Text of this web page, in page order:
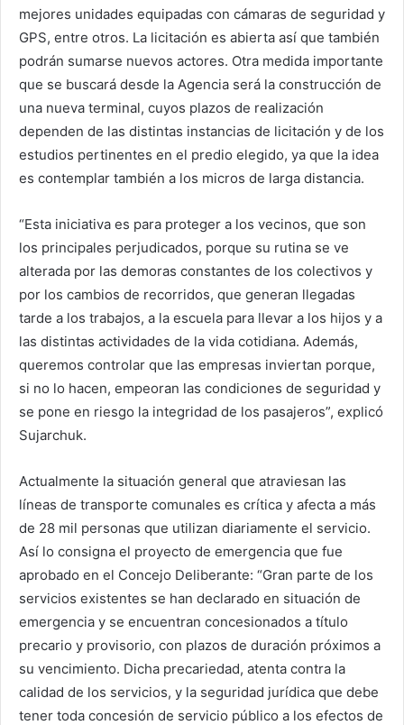
mejores unidades equipadas con cámaras de seguridad y
GPS, entre otros. La licitación es abierta así que también
podrán sumarse nuevos actores. Otra medida importante
que se buscará desde la Agencia será la construcción de
una nueva terminal, cuyos plazos de realización
dependen de las distintas instancias de licitación y de los
estudios pertinentes en el predio elegido, ya que la idea
es contemplar también a los micros de larga distancia.
“Esta iniciativa es para proteger a los vecinos, que son
los principales perjudicados, porque su rutina se ve
alterada por las demoras constantes de los colectivos y
por los cambios de recorridos, que generan llegadas
tarde a los trabajos, a la escuela para llevar a los hijos y a
las distintas actividades de la vida cotidiana. Además,
queremos controlar que las empresas inviertan porque,
si no lo hacen, empeoran las condiciones de seguridad y
se pone en riesgo la integridad de los pasajeros”, explicó
Sujarchuk.
Actualmente la situación general que atraviesan las
líneas de transporte comunales es crítica y afecta a más
de 28 mil personas que utilizan diariamente el servicio.
Así lo consigna el proyecto de emergencia que fue
aprobado en el Concejo Deliberante: “Gran parte de los
servicios existentes se han declarado en situación de
emergencia y se encuentran concesionados a título
precario y provisorio, con plazos de duración próximos a
su vencimiento. Dicha precariedad, atenta contra la
calidad de los servicios, y la seguridad jurídica que debe
tener toda concesión de servicio público a los efectos de